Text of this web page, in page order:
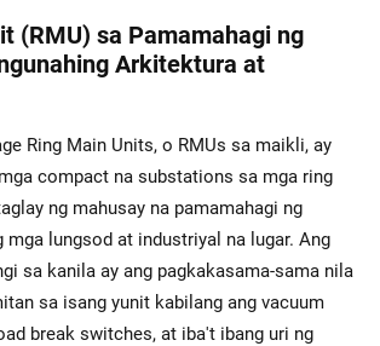
(RMU) sa Pamamahagi ng
Arkitektura at
Ring Main Units, o RMUs sa maikli, ay
compact na substations sa mga ring
ng mahusay na pamamahagi ng
mga lungsod at industriyal na lugar. Ang
sa kanila ay ang pagkakasama-sama nila
sa isang yunit kabilang ang vacuum
break switches, at iba't ibang uri ng